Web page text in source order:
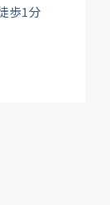
歩1分